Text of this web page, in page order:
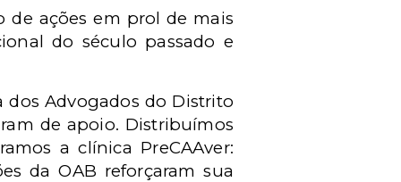
de ações em prol de mais
do século passado e
dos Advogados do Distrito
de apoio. Distribuímos
a clínica PreCAAver:
da OAB reforçaram sua